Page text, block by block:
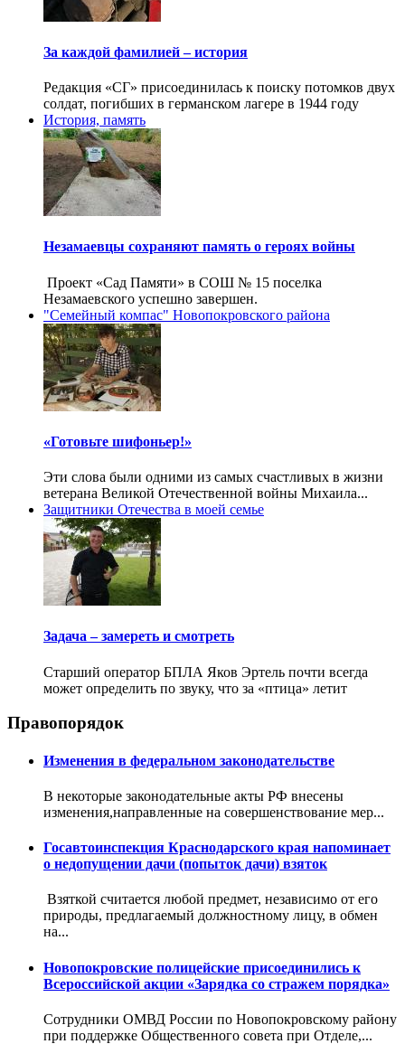
За каждой фамилией – история
Редакция «СГ» присоединилась к поиску потомков двух
солдат, погибших в германском лагере в 1944 году
История, память
Незамаевцы сохраняют память о героях войны
Проект «Сад Памяти» в СОШ № 15 поселка
Незамаевского успешно завершен.
"Семейный компас" Новопокровского района
«Готовьте шифоньер!»
Эти слова были одними из самых счастливых в жизни
ветерана Великой Отечественной войны Михаила...
Защитники Отечества в моей семье
Задача – замереть и смотреть
Старший оператор БПЛА Яков Эртель почти всегда
может определить по звуку, что за «птица» летит
Правопорядок
Изменения в федеральном законодательстве
В некоторые законодательные акты РФ внесены
изменения,направленные на совершенствование мер...
Госавтоинспекция Краснодарского края напоминает
о недопущении дачи (попыток дачи) взяток
Взяткой считается любой предмет, независимо от его
природы, предлагаемый должностному лицу, в обмен
на...
Новопокровские полицейские присоединились к
Всероссийской акции «Зарядка со стражем порядка»
Сотрудники ОМВД России по Новопокровскому району
при поддержке Общественного совета при Отделе,...